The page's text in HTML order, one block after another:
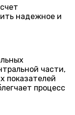
надежное и
части,
показателей
процесс